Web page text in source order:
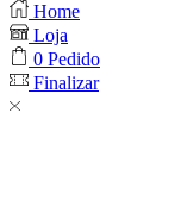
Home
Loja
0 Pedido
Finalizar